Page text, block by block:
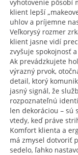
vyhotovenie pôsobí
klient lepší
uhlov a príjemne
Veľkorysý rozmer
klient jasne vidí
zvyšuje spokojnosť
Ak prevádzkujete
výrazný prvok,
detail, ktorý
jasný signál, že
rozpoznateľnú
len dekoráciou – sú
vtedy, keď práve
Komfort klienta a
má zmysel dotvoriť
sedelo, ľahko